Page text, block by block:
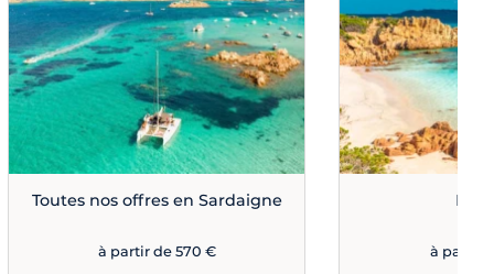
Toutes nos offres en Sardaigne
à partir de 570 € à partir